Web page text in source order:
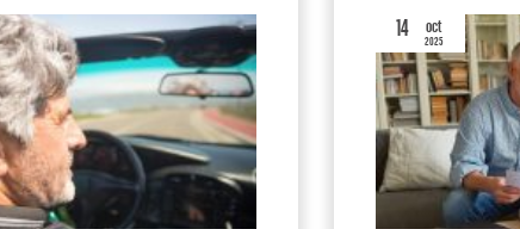
14 oct
2025